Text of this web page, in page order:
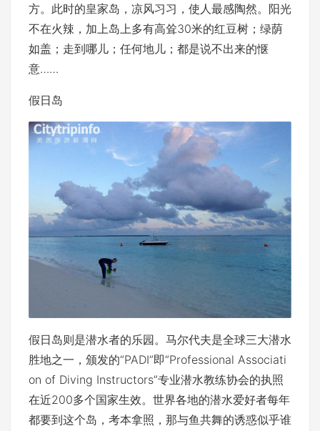
方。此时的皇家岛，凉风习习，使人最感陶然。阳光
不在火辣，加上岛上多有高耸30米的红豆树；绿荫
如盖；走到哪儿；任何地儿；都是说不出来的惬
意……
假日岛
假日岛则是潜水者的乐园。马尔代夫是全球三大潜水
胜地之一，颁发的“PADI”即“Professional Associati
on of Diving Instructors”专业潜水教练协会的执照
在近200多个国家生效。世界各地的潜水爱好者每年
都要到这个岛，考本拿照，那与鱼共舞的诱惑似乎谁